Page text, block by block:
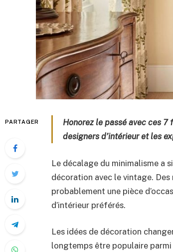
PARTAGER
Honorez le passé avec ces
designers d’intérieur et les
Le décalage du minimalisme a
décoration avec le vintage. Des
probablement une pièce
d’intérieur préférés.
Les idées de décoration
longtemps être populaire